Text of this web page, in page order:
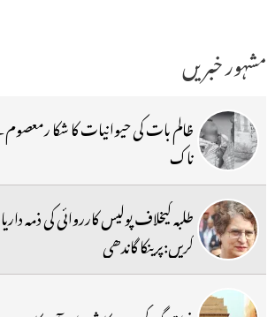
مشہور خبریں
ظالم بات کی حیوانیات کا شکا
ناک
طلبہ کیخلاف پولیس کارروائی کی ذمہ
کریں:پرینکا گاندھی